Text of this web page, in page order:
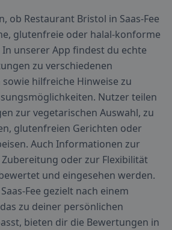
ob Restaurant Bristol in Saas-Fee
glutenfreie oder halal-konforme
unserer App findest du echte
zu verschiedenen
hilfreiche Hinweise zu
Nutzer teilen
zur vegetarischen Auswahl, zu
glutenfreien Gerichten oder
Auch Informationen zur
oder zur Flexibilität
und eingesehen werden.
Fee gezielt nach einem
zu deiner persönlichen
bieten dir die Bewertungen in